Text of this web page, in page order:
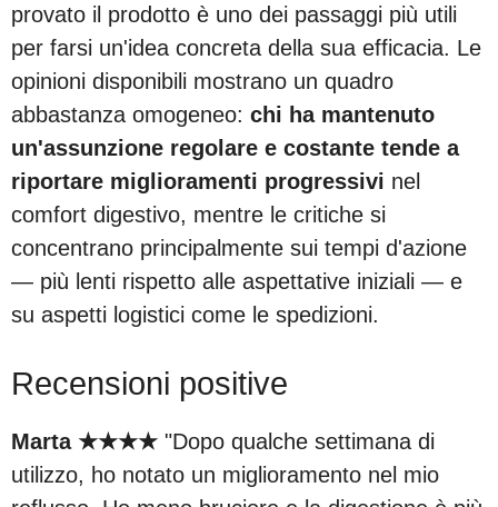
provato il prodotto è uno dei passaggi più utili
per farsi un'idea concreta della sua efficacia. Le
opinioni disponibili mostrano un quadro
abbastanza omogeneo: chi ha mantenuto
un'assunzione regolare e costante tende a
riportare miglioramenti progressivi nel
comfort digestivo, mentre le critiche si
concentrano principalmente sui tempi d'azione
— più lenti rispetto alle aspettative iniziali — e
su aspetti logistici come le spedizioni.
Recensioni positive
Marta ★★★★ "Dopo qualche settimana di
utilizzo, ho notato un miglioramento nel mio